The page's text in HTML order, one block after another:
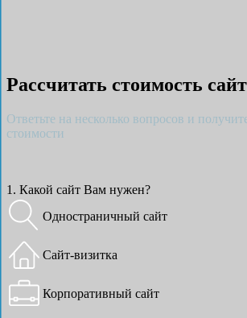
Рассчитать стоимость
Ответьте на несколько вопросов и
стоимости
1. Какой сайт Вам нужен?
Одностраничный сайт
Сайт-визитка
Корпоративный сайт